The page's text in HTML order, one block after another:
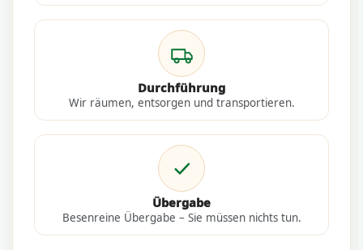
Durchführung
Wir räumen, entsorgen und transportieren.
Übergabe
Besenreine Übergabe – Sie müssen nichts tun.